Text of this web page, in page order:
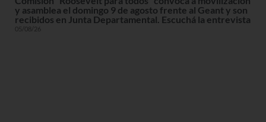
y asamblea el domingo 9 de agosto frente al Geant y son
recibidos en Junta Departamental. Escuchá la entrevista
05/08/26